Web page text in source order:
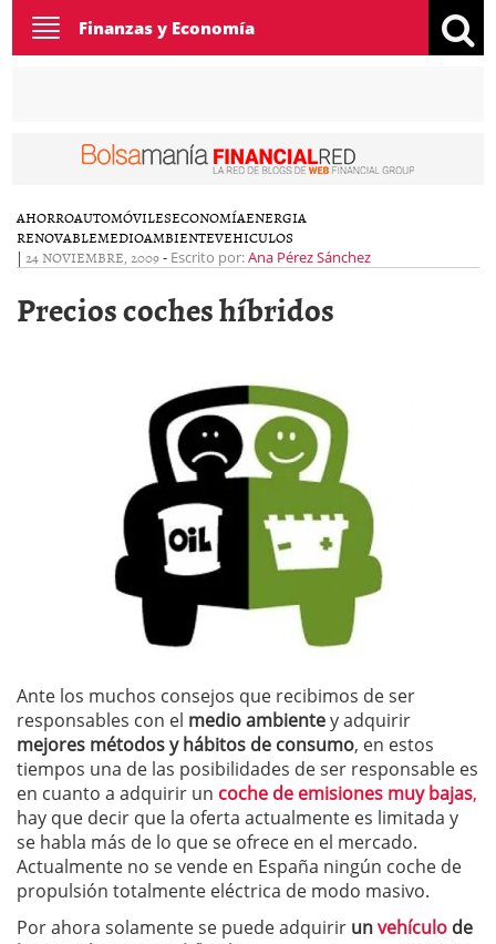
Toggle
navigation
Finanzas y Economía
AHORROAUTOMÓVILESECONOMÍAENERGIA
RENOVABLEMEDIOAMBIENTEVEHICULOS
| 24 NOVIEMBRE, 2009- Escrito por:Ana Pérez Sánchez
Precios coches híbridos
Ante los muchos consejos que recibimos de ser
responsables con el medio ambientey adquirir
mejores métodos y hábitos de consumo, en estos
tiempos una de las posibilidades de ser responsable es
en cuanto a adquirir un coche de emisiones muy bajas,
hay que decir que la oferta actualmente es limitada y
se habla más de lo que se ofrece en el mercado.
Actualmente no se vende en España ningún coche de
propulsión totalmente eléctrica de modo masivo.
Por ahora solamente se puede adquirir unvehículo de